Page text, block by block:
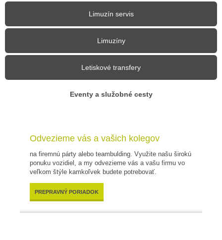
Limuzín servis
Limuzíny
Letiskové transfery
Eventy a služobné cesty
Odvezieme vás a vašich kolegov
na firemnú párty alebo teambulding. Využite našu širokú
ponuku vozidiel, a my odvezieme vás a vašu firmu vo
veľkom štýle kamkoľvek budete potrebovať.
PREPRAVNÝ PORIADOK